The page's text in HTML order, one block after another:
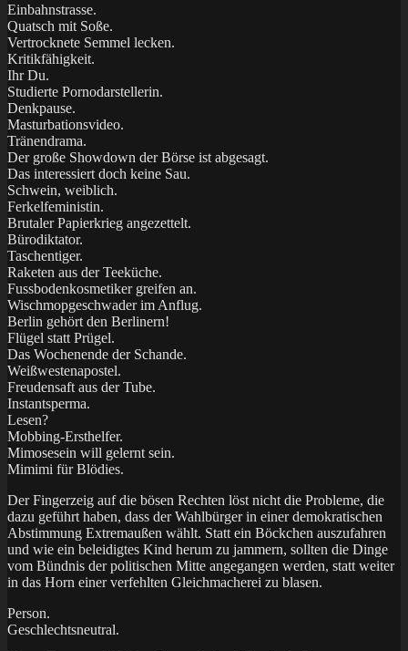
Einbahnstrasse.
Quatsch mit Soße.
Vertrocknete Semmel lecken.
Kritikfähigkeit.
Ihr Du.
Studierte Pornodarstellerin.
Denkpause.
Masturbationsvideo.
Tränendrama.
Der große Showdown der Börse ist abgesagt.
Das interessiert doch keine Sau.
Schwein, weiblich.
Ferkelfeministin.
Brutaler Papierkrieg angezettelt.
Bürodiktator.
Taschentiger.
Raketen aus der Teeküche.
Fussbodenkosmetiker greifen an.
Wischmopgeschwader im Anflug.
Berlin gehört den Berlinern!
Flügel statt Prügel.
Das Wochenende der Schande.
Weißwestenapostel.
Freudensaft aus der Tube.
Instantsperma.
Lesen?
Mobbing-Ersthelfer.
Mimosesein will gelernt sein.
Mimimi für Blödies.
Der Fingerzeig auf die bösen Rechten löst nicht die Probleme, die
dazu geführt haben, dass der Wahlbürger in einer demokratischen
Abstimmung Extremaußen wählt. Statt ein Böckchen auszufahren
und wie ein beleidigtes Kind herum zu jammern, sollten die Dinge
vom Bündnis der politischen Mitte angegangen werden, statt weiter
in das Horn einer verfehlten Gleichmacherei zu blasen.
Person.
Geschlechtsneutral.